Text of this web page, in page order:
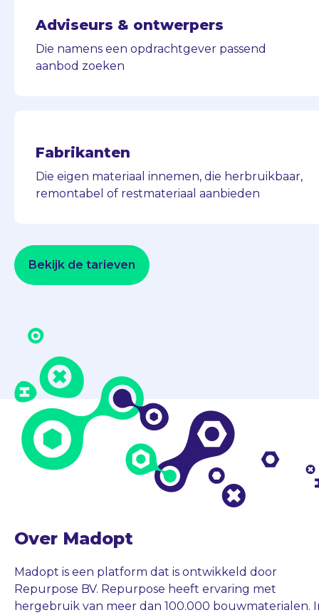
Adviseurs & ontwerpers
Die namens een opdrachtgever passend
aanbod zoeken
Fabrikanten
Die eigen materiaal innemen, die herbruikbaar,
remontabel of restmateriaal aanbieden
Bekijk de tarieven
Over Madopt
Madopt is een platform dat is ontwikkeld door
Repurpose BV. Repurpose heeft ervaring met
hergebruik van meer dan 100.000 bouwmaterialen.